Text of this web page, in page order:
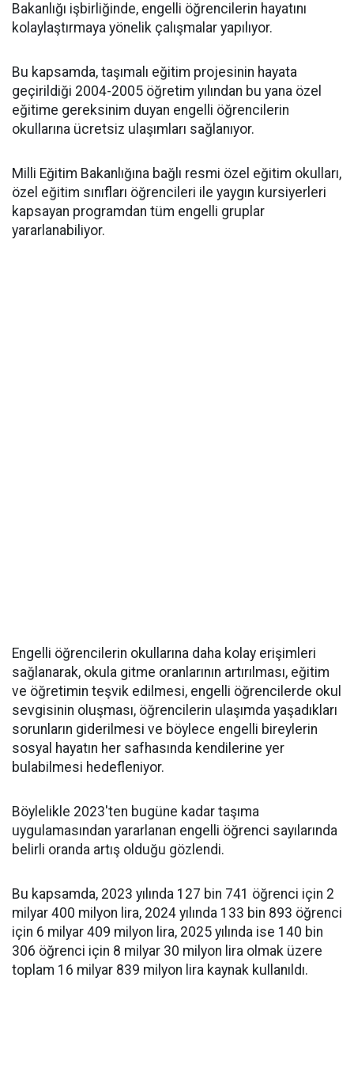
Bakanlığı işbirliğinde, engelli öğrencilerin hayatını
kolaylaştırmaya yönelik çalışmalar yapılıyor.
Bu kapsamda, taşımalı eğitim projesinin hayata
geçirildiği 2004-2005 öğretim yılından bu yana özel
eğitime gereksinim duyan engelli öğrencilerin
okullarına ücretsiz ulaşımları sağlanıyor.
Milli Eğitim Bakanlığına bağlı resmi özel eğitim okulları,
özel eğitim sınıfları öğrencileri ile yaygın kursiyerleri
kapsayan programdan tüm engelli gruplar
yararlanabiliyor.
Engelli öğrencilerin okullarına daha kolay erişimleri
sağlanarak, okula gitme oranlarının artırılması, eğitim
ve öğretimin teşvik edilmesi, engelli öğrencilerde okul
sevgisinin oluşması, öğrencilerin ulaşımda yaşadıkları
sorunların giderilmesi ve böylece engelli bireylerin
sosyal hayatın her safhasında kendilerine yer
bulabilmesi hedefleniyor.
Böylelikle 2023'ten bugüne kadar taşıma
uygulamasından yararlanan engelli öğrenci sayılarında
belirli oranda artış olduğu gözlendi.
Bu kapsamda, 2023 yılında 127 bin 741 öğrenci için 2
milyar 400 milyon lira, 2024 yılında 133 bin 893 öğrenci
için 6 milyar 409 milyon lira, 2025 yılında ise 140 bin
306 öğrenci için 8 milyar 30 milyon lira olmak üzere
toplam 16 milyar 839 milyon lira kaynak kullanıldı.